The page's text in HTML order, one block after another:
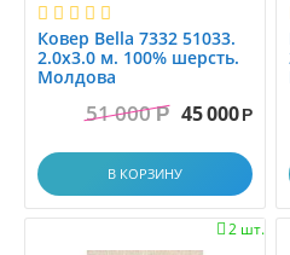
0.7x4.5
0.7x5.0
0.7x5.5
0.7x6.0
0.85x1.25
0.85x2.0
Одноуровневый
Рельеф
Средний ворс
Структурный
Усадка PES
Циновка
 ПОКАЗАТЬ ВСЕ
Распродажа
Ковер Bella 7332 51033.
2.0x3.0 м. 100% шерсть.
Молдова
51 000 Р 45 000 Р
В КОРЗИНУ
2 шт.
